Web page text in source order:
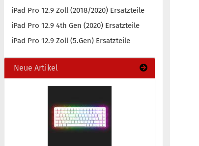
iPad Pro 12.9 Zoll (2018/2020) Ersatzteile
iPad Pro 12.9 4th Gen (2020) Ersatzteile
iPad Pro 12.9 Zoll (5.Gen) Ersatzteile
Neue Artikel